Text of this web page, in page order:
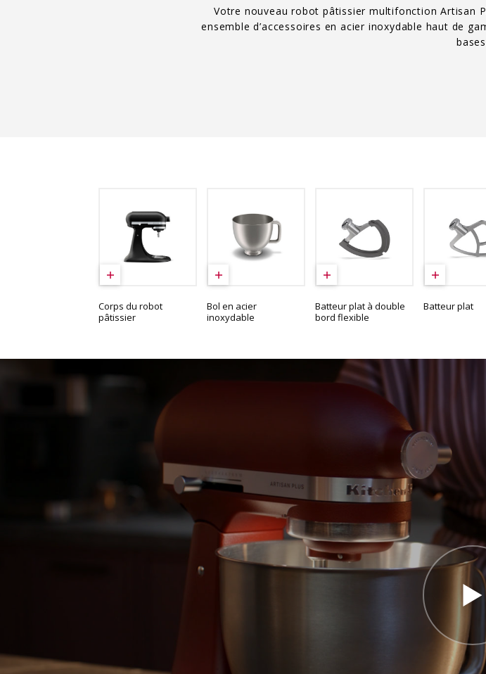
Votre nouveau robot pâtissier multifonction Artisan
ensemble d’accessoires en acier inoxydable haut de
Corps du robot
pâtissier
Bol en acier
inoxydable
Batteur plat à double
bord flexible
Batteur plat